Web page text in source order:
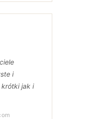
i
jak i